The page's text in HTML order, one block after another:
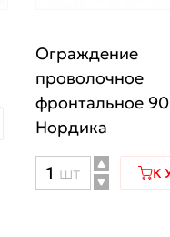
Ограждение
проволочное
фронтальное
Нордика
Количество
шт